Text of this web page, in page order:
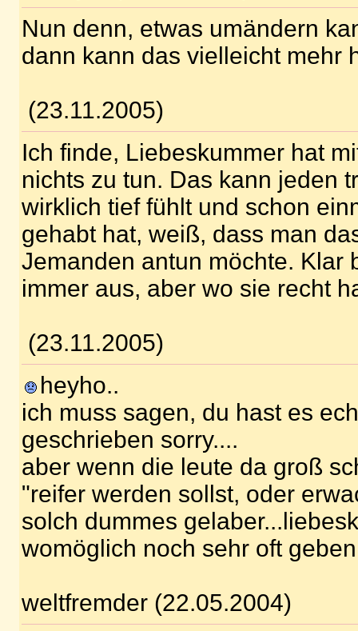
Nun denn, etwas umändern
dann kann das vielleicht mehr
(23.11.2005)
Ich finde, Liebeskummer hat
nichts zu tun. Das kann jeden
wirklich tief fühlt und schon
gehabt hat, weiß, dass man
Jemanden antun möchte. Klar
immer aus, aber wo sie recht
(23.11.2005)
heyho..
ich muss sagen, du hast es
geschrieben sorry....
aber wenn die leute da groß
"reifer werden sollst, oder
solch dummes
womöglich noch sehr oft
weltfremder (22.05.2004)